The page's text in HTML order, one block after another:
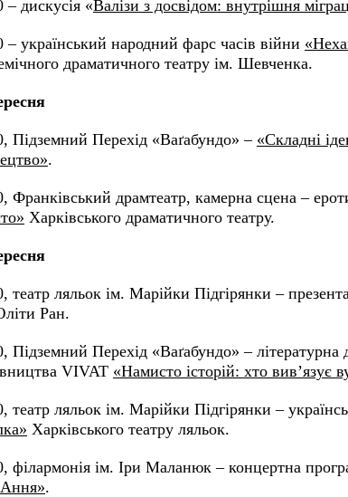
– дискусія «Валізи з досвідом: внутрішня
– український народний фарс часів війни
драматичного театру ім. Шевченка.
Підземний Перехід «Ваґабундо» – «Складні
.
Франківський драмтеатр, камерна сцена –
Харківського драматичного театру.
театр ляльок ім. Марійки Підгірянки –
Ран.
Підземний Перехід «Ваґабундо» – літературна
VIVAT «Намисто історій: хто вив’язує
театр ляльок ім. Марійки Підгірянки –
Харківського театру ляльок.
філармонія ім. Іри Маланюк – концертна
.